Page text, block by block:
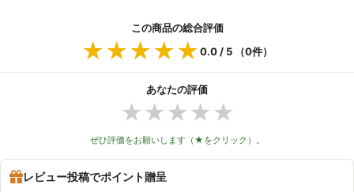
この商品の総合評価
★★★★★
★★★★★0.0 / 5 （0件）
あなたの評価
★★★★★
ぜひ評価をお願いします（★をクリック）。
レビュー投稿でポイント贈呈